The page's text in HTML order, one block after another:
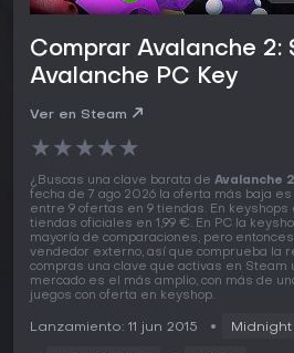
Comprar Avalanche 2:
Avalanche PC Key
Ver en Steam
★★★★★
¿Buscas una clave barata de Avalanche
fecha de 7 ago 2026 la oferta más baja es
entre 9 ofertas en 9 tiendas. En keyshops
tiendas oficiales en 1,99 €. En PC la
mayoría de comparaciones, pero
vendedor externo, así que comprueba la
compras una clave que activas en Steam
mercado es el más amplio, con más de
juegos con oferta en keyshop.
Lanzamiento: 11 jun 2015